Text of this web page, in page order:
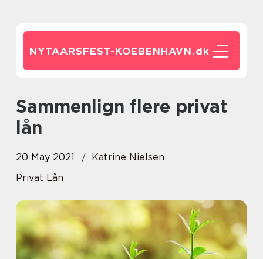
NYTAARSFEST-KOEBENHAVN.dk
Sammenlign flere privat
lån
20 May 2021
Katrine Nielsen
Privat Lån